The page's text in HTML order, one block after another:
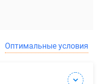
Оптимальные условия